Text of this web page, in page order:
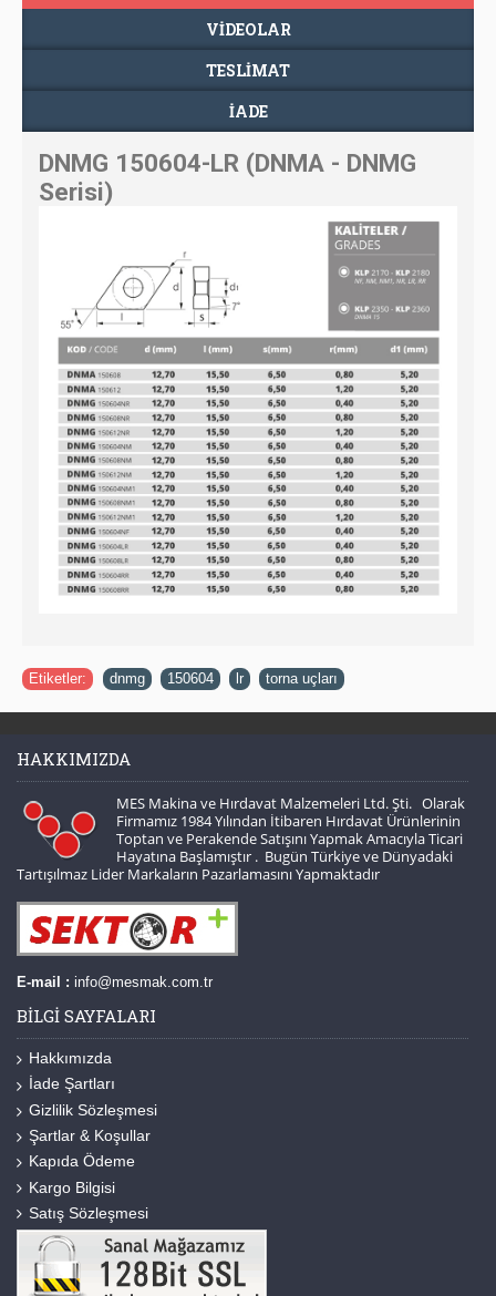
VIDEOLAR
TESLIMAT
İADE
DNMG 150604-LR (DNMA - DNMG
Serisi)
Etiketler: dnmg 150604 lr torna uçları
HAKKIMIZDA
MES Makina ve Hırdavat Malzemeleri Ltd. Şti. Olarak
Firmamız 1984 Yılından İtibaren Hırdavat Ürünlerinin
Toptan ve Perakende Satışını Yapmak Amacıyla Ticari
Hayatına Başlamıştır . Bugün Türkiye ve Dünyadaki
Tartışılmaz Lider Markaların Pazarlamasını Yapmaktadır
E-mail : info@mesmak.com.tr
BILGI SAYFALARI
Hakkımızda
İade Şartları
Gizlilik Sözleşmesi
Şartlar & Koşullar
Kapıda Ödeme
Kargo Bilgisi
Satış Sözleşmesi